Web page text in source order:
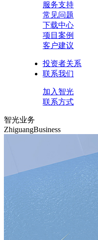
服务支持
常见问题
下载中心
项目案例
客户建议
投资者关系
联系我们
加入智光
联系方式
智光业务
ZhiguangBusiness